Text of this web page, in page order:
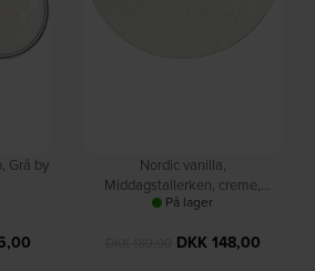
Grå by
Nordic vanilla,
Middagstallerken, creme,
H31x3,3 cm, stentøj by Broste
På lager
DKK148,00